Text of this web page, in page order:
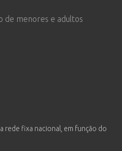
de menores e adultos
rede fixa nacional, em função do